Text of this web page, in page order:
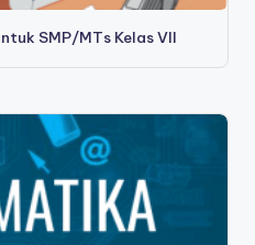
SMP/MTs Kelas VII